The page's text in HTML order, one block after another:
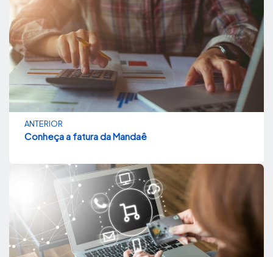
ANTERIOR
Conheça a fatura da Mandaê